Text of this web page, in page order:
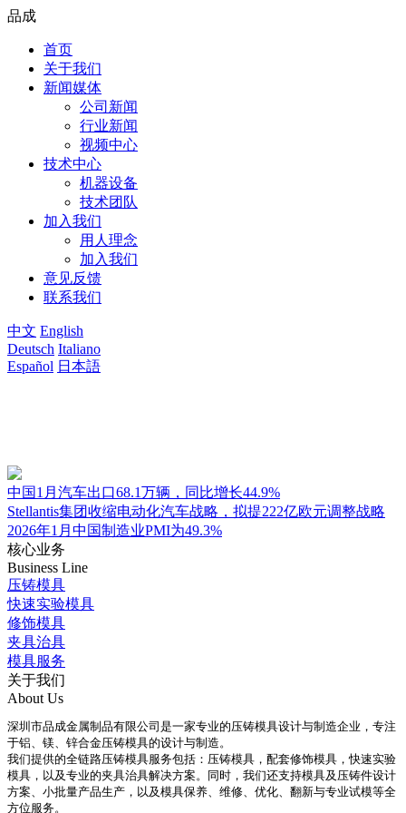
品成
首页
关于我们
新闻媒体
公司新闻
行业新闻
视频中心
技术中心
机器设备
技术团队
加入我们
用人理念
加入我们
意见反馈
联系我们
中文 English
Deutsch Italiano
Español 日本語
中国1月汽车出口68.1万辆，同比增长44.9%
Stellantis集团收缩电动化汽车战略，拟提222亿欧元调整战略
2026年1月中国制造业PMI为49.3%
核心业务
Business Line
压铸模具
快速实验模具
修饰模具
夹具治具
模具服务
关于我们
About Us
深圳市品成金属制品有限公司是一家专业的压铸模具设计与制造企业，专注
于铝、镁、锌合金压铸模具的设计与制造。
我们提供的全链路压铸模具服务包括：压铸模具，配套修饰模具，快速实验
模具，以及专业的夹具治具解决方案。同时，我们还支持模具及压铸件设计
方案、小批量产品生产，以及模具保养、维修、优化、翻新与专业试模等全
方位服务。